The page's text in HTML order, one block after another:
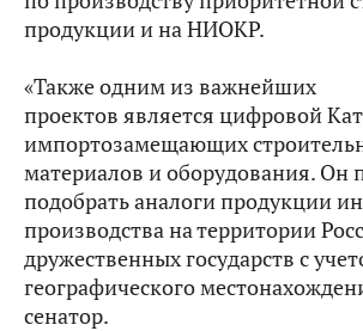
продукции и на НИОКР.
«Также одним из важнейших
проектов является цифровой
импортозамещающих
материалов и оборудования. Он
подобрать аналоги продукции
производства на территории
дружественных государств с
географического
сенатор.